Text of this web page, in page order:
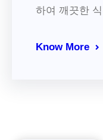
하여 깨끗한
Know More